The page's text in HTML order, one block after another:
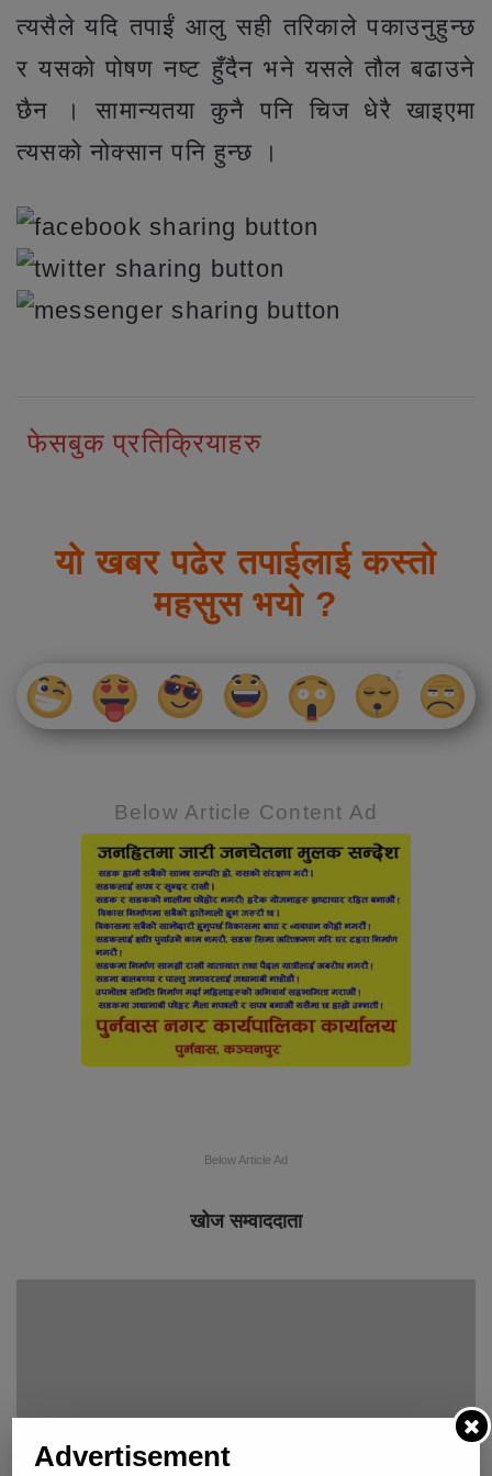
त्यसैले यदि तपाईं आलु सही तरिकाले पकाउनुहुन्छ
र यसको पोषण नष्ट हुँदैन भने यसले तौल बढाउने
छैन । सामान्यतया कुनै पनि चिज धेरै खाइएमा
त्यसको नोक्सान पनि हुन्छ ।
फेसबुक प्रतिक्रियाहरु
यो खबर पढेर तपाईलाई कस्तो
महसुस भयो ?
Below Article Content Ad
Below Article Ad
खोज सम्वाददाता
Advertisement